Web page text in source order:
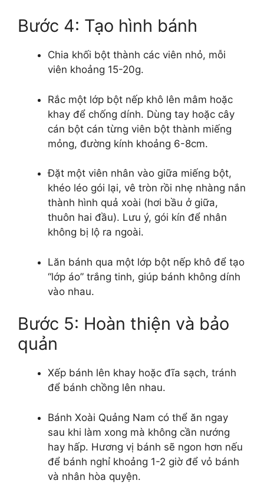
Bước 4: Tạo hình bánh
Chia khối bột thành các viên nhỏ, mỗi
viên khoảng 15-20g.
Rắc một lớp bột nếp khô lên mâm hoặc
khay để chống dính. Dùng tay hoặc cây
cán bột cán từng viên bột thành miếng
mỏng, đường kính khoảng 6-8cm.
Đặt một viên nhân vào giữa miếng bột,
khéo léo gói lại, vê tròn rồi nhẹ nhàng nắn
thành hình quả xoài (hơi bầu ở giữa,
thuôn hai đầu). Lưu ý, gói kín để nhân
không bị lộ ra ngoài.
Lăn bánh qua một lớp bột nếp khô để tạo
“lớp áo” trắng tinh, giúp bánh không dính
vào nhau.
Bước 5: Hoàn thiện và bảo
quản
Xếp bánh lên khay hoặc đĩa sạch, tránh
để bánh chồng lên nhau.
Bánh Xoài Quảng Nam có thể ăn ngay
sau khi làm xong mà không cần nướng
hay hấp. Hương vị bánh sẽ ngon hơn nếu
để bánh nghỉ khoảng 1-2 giờ để vỏ bánh
và nhân hòa quyện.